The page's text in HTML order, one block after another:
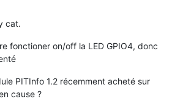
cat.
fonctioner on/off la LED GPIO4, donc
PITInfo 1.2 récemment acheté sur
cause ?